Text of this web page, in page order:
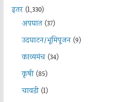
इतर(1,330)
अपघात(37)
उदघाटन/भूमिपूजन(9)
काव्यमंच(34)
कृषी(85)
चावडी(1)